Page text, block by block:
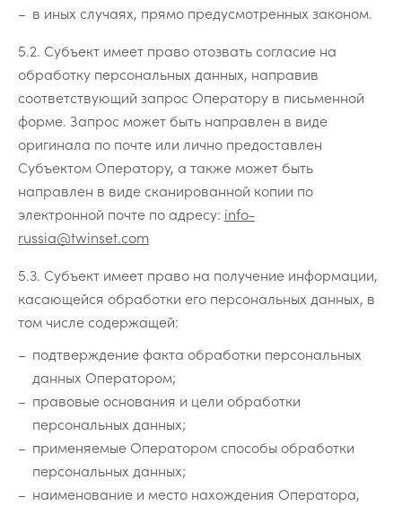
в иных случаях, прямо предусмотренных законом.
5.2. Субъект имеет право отозвать согласие на
обработку персональных данных, направив
соответствующий запрос Оператору в письменной
форме. Запрос может быть направлен в виде
оригинала по почте или лично предоставлен
Субъектом Оператору, а также может быть
направлен в виде сканированной копии по
электронной почте по адресу: info-
russia@twinset.com
5.3. Субъект имеет право на получение информации,
касающейся обработки его персональных данных, в
том числе содержащей:
подтверждение факта обработки персональных
данных Оператором;
правовые основания и цели обработки
персональных данных;
применяемые Оператором способы обработки
персональных данных;
наименование и место нахождения Оператора,